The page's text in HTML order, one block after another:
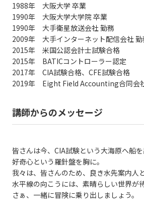
1988年 大阪大学 卒業
1990年 大阪大学大学院 卒業
1990年 大手衛星放送会社 勤務
2009年 大手インターネット配信会社 勤
2015年 米国公認会計士試験合格
2015年 BATICコントローラー認定
2017年 CIA試験合格、CFE試験合格
2019年 Eight Field Accounting合同会
講師からのメッセージ
皆さんは今、CIA試験という大海原へ船を
好奇心という羅針盤を胸に。
我々は、皆さんのため、良き水先案内人
水平線の向こうには、素晴らしい世界が
さぁ、一緒に冒険に乗り出しましょう。